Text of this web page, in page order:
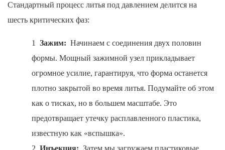
Стандартный процесс литья под давлением делится на
шесть критических фаз:
1 Зажим: Начинаем с соединения двух половин
формы. Мощный зажимной узел прикладывает
огромное усилие, гарантируя, что форма останется
плотно закрытой во время литья. Подумайте об этом
как о тисках, но в большем масштабе. Это
предотвращает утечку расплавленного пластика,
известную как «вспышка».